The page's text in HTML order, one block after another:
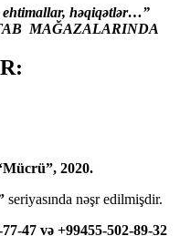
həqiqətlər…”
MAĞAZALARINDA
2020.
seriyasında nəşr edilmişdir.
47 və +99455-502-89-32